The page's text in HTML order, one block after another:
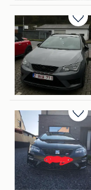
in
Mijn
Ivone Fernandes
Haaltert + Deel
in
Mijn
Dennis
Balen